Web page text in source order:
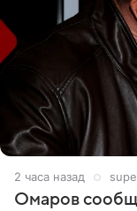
2 часа назад
Омаров